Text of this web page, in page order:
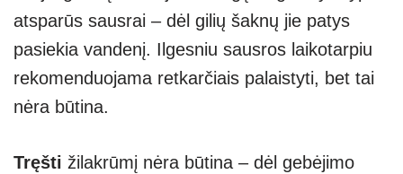
atsparūs sausrai – dėl gilių šaknų jie patys
pasiekia vandenį. Ilgesniu sausros laikotarpiu
rekomenduojama retkarčiais palaistyti, bet tai
nėra būtina.
Tręšti žilakrūmį nėra būtina – dėl gebėjimo